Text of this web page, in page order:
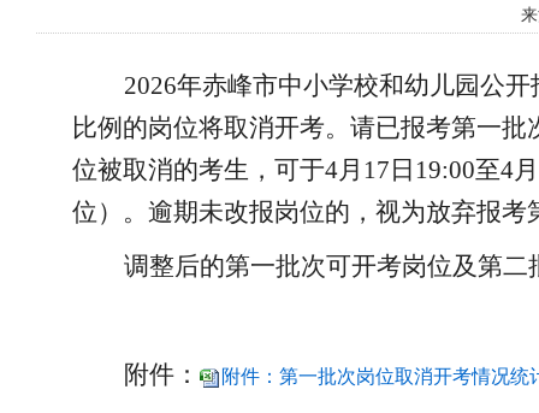
2026年赤峰市中小学校和幼儿园公开
比例的岗位将取消开考。请已报考第一
位被取消的考生，可于4月17日19:00至4
位）。逾期未改报岗位的，视为放弃报考
调整后的第一批次可开考岗位及第
附件： 附件：第一批次岗位取消开考情况统